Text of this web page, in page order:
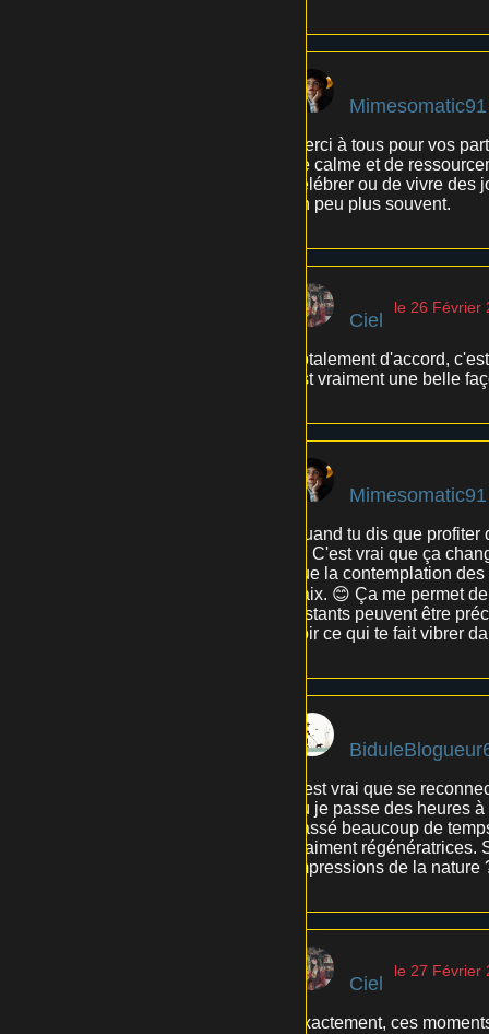
Mimesomatic91
Merci à tous pour vos
de calme et de
célébrer ou de vivre
un peu plus souvent.
Ciel
le 26 Février
Totalement d'accord,
est vraiment une belle
Mimesomatic91
Quand tu dis que
🌿 C'est vrai que ça
que la contemplation
paix. 😊 Ça me permet
instants peuvent être
voir ce qui te fait vibrer
Il est vrai que se
où je passe des heures
passé beaucoup de
vraiment
impressions de la
Ciel
le 27 Février
Exactement, ces